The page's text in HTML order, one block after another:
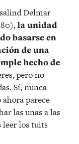
Delmar
la unidad
basarse en
de una
hecho de
pero no
Sí, nunca
ahora parece
las unas a las
leer los tuits